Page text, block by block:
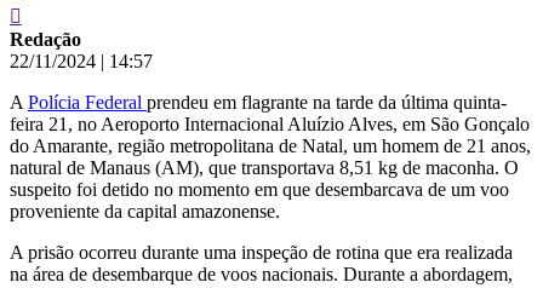
Redação
22/11/2024 | 14:57
A Polícia Federal prendeu em flagrante na tarde da última quinta-
feira 21, no Aeroporto Internacional Aluízio Alves, em São Gonçalo
do Amarante, região metropolitana de Natal, um homem de 21 anos,
natural de Manaus (AM), que transportava 8,51 kg de maconha. O
suspeito foi detido no momento em que desembarcava de um voo
proveniente da capital amazonense.
A prisão ocorreu durante uma inspeção de rotina que era realizada
na área de desembarque de voos nacionais. Durante a abordagem,